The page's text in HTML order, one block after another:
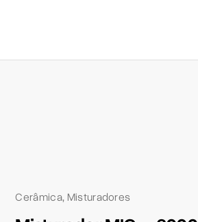
Cerâmica, Misturadores